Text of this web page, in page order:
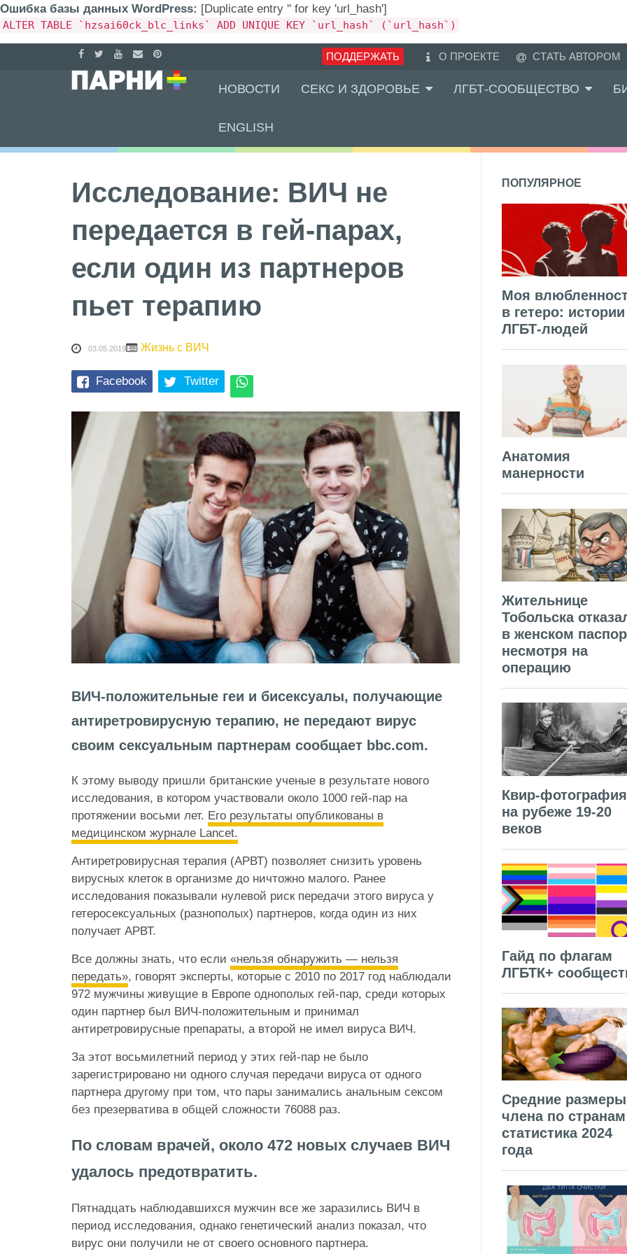
Ошибка базы данных WordPress: [Duplicate entry '' for key 'url_hash']
ALTER TABLE `hzsai60ck_blc_links` ADD UNIQUE KEY `url_hash` (`url_hash`)
ПОДДЕРЖАТЬ О ПРОЕКТЕ СТАТЬ АВТОРОМ
НОВОСТИ СЕКС И ЗДОРОВЬЕ ЛГБТ-СООБЩЕСТВО
ENGLISH
Исследование: ВИЧ не
передается в гей-парах,
если один из партнеров
пьет терапию
03.05.2019 Жизнь с ВИЧ
Facebook Twitter
ВИЧ-положительные геи и бисексуалы, получающие
антиретровирусную терапию, не передают вирус
своим сексуальным партнерам сообщает bbc.com.
К этому выводу пришли британские ученые в результате нового
исследования, в котором участвовали около 1000 гей-пар на
протяжении восьми лет. Его результаты опубликованы в
медицинском журнале Lancet.
Антиретровирусная терапия (АРВТ) позволяет снизить уровень
вирусных клеток в организме до ничтожно малого. Ранее
исследования показывали нулевой риск передачи этого вируса у
гетеросексуальных (разнополых) партнеров, когда один из них
получает АРВТ.
Все должны знать, что если «нельзя обнаружить — нельзя
передать», говорят эксперты, которые с 2010 по 2017 год наблюдали
972 мужчины живущие в Европе однополых гей-пар, среди которых
один партнер был ВИЧ-положительным и принимал
антиретровирусные препараты, а второй не имел вируса ВИЧ.
За этот восьмилетний период у этих гей-пар не было
зарегистрировано ни одного случая передачи вируса от одного
партнера другому при том, что пары занимались анальным сексом
без презерватива в общей сложности 76088 раз.
По словам врачей, около 472 новых случаев ВИЧ
удалось предотвратить.
Пятнадцать наблюдавшихся мужчин все же заразились ВИЧ в
период исследования, однако генетический анализ показал, что
вирус они получили не от своего основного партнера.
ПОПУЛЯРНОЕ
Моя
в гетеро: истории
ЛГБТ-людей
Анатомия
манерности
Жительнице
Тобольска
в женском
несмотря на
операцию
Квир-фотография
на рубеже 19-20
веков
Гайд по флагам
ЛГБТК+
Средние размеры
члена по
статистика 2024
года